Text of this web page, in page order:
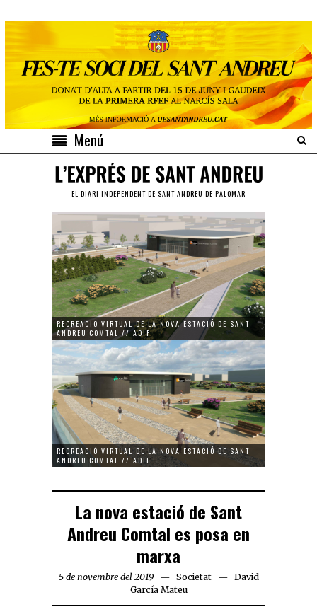
Menú
EL DIARI INDEPENDENT DE SANT ANDREU DE PALOMAR
RECREACIÓ VIRTUAL DE LA NOVA ESTACIÓ DE SANT
ANDREU COMTAL // ADIF
RECREACIÓ VIRTUAL DE LA NOVA ESTACIÓ DE SANT
ANDREU COMTAL // ADIF
La nova estació de Sant
Andreu Comtal es posa en
marxa
5 de novembre del 2019 Societat
David
García Mateu